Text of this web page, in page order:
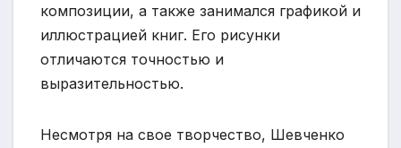
композиции, а также занимался графикой и
иллюстрацией книг. Его рисунки
отличаются точностью и
выразительностью.
Несмотря на свое творчество, Шевченко